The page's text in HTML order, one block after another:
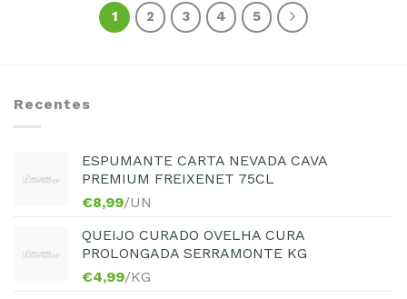
1 2 3 4 5
Recentes
ESPUMANTE CARTA NEVADA CAVA
PREMIUM FREIXENET 75CL
€8,99/UN
QUEIJO CURADO OVELHA CURA
PROLONGADA SERRAMONTE KG
€4,99/KG